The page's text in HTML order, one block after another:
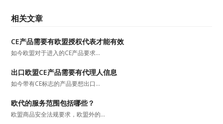
相关文章
CE产品需要有欧盟授权代表才能有效
如今欧盟对于进入的CE产品要求…
出口欧盟CE产品需要有代理人信息
如今带有CE标志的产品要想出口…
欧代的服务范围包括哪些？
欧盟商品安全法规要求，欧盟外的…